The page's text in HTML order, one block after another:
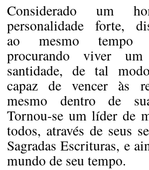
Considerado um
personalidade forte,
ao mesmo tempo
procurando viver
santidade, de tal
capaz de vencer às
mesmo dentro de
Tornou-se um líder de
todos, através de seus
Sagradas Escrituras, e
mundo de seu tempo.